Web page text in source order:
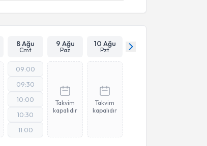
8 Ağu
Cmt
9 Ağu
Paz
10 Ağu
Pzt
09:00
09:30
10:00
10:30
11:00
Takvim
kapalıdır
Takvim
kapalıdır